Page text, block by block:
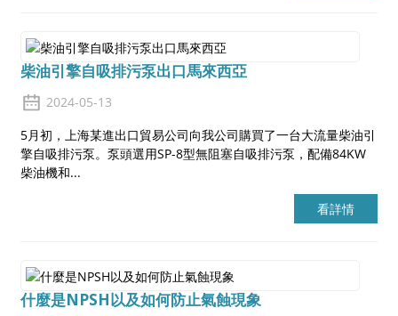
柴油引擎自吸排污泵出口馬來西亞
2024-05-13
5月初，上海某進出口貿易公司向我公司購買了一台大流量柴油引
擎自吸排污泵。泵頭選用SP-8型無阻塞自吸排污泵，配備84KW
柴油機和...
看詳情
什麼是NPSH以及如何防止氣蝕現象